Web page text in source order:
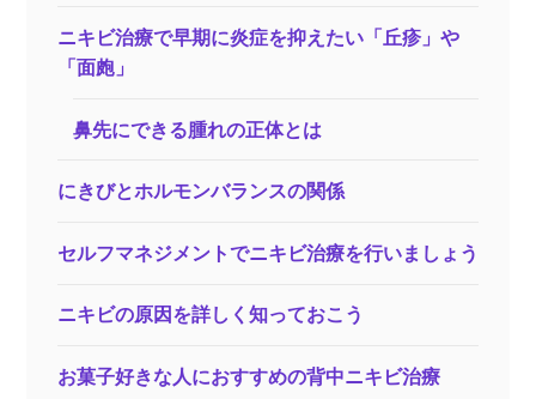
ニキビ治療で早期に炎症を抑えたい「丘疹」や
「面皰」
鼻先にできる腫れの正体とは
にきびとホルモンバランスの関係
セルフマネジメントでニキビ治療を行いましょう
ニキビの原因を詳しく知っておこう
お菓子好きな人におすすめの背中ニキビ治療